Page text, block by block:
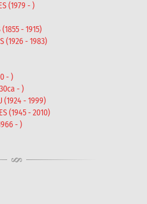
(1979 - )
- 1915)
(1926 - 1983)
- )
- )
(1924 - 1999)
(1945 - 2010)
- )